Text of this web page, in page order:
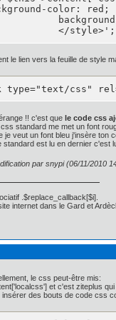
1px solid
border-
box-shadow:
#fff;
family:
size: 1em;
height: 1;
bottom: 10px;
15px 0 12px
shadow: 0px -
#P4, #P6{
-moz-
radius: 5px;
border-radius:
border-
box-shadow:
color: red;
</
le lien vers la feuille de style
type="text/css"
!! c'est quele code css
standard me met un font
je veut un font bleu j'insère ton
standard est lu en dernier c'est
par snypi (06/11/2010
.$replace_callback[$i].
internet dans le Gard et
le css peut-être mis:
et c'est ziteplus
des bouts de code css